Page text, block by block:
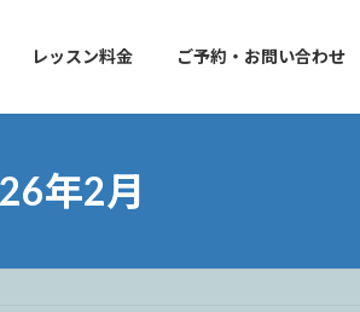
レッスン料金 ご予約・お問い合わせ
年2月